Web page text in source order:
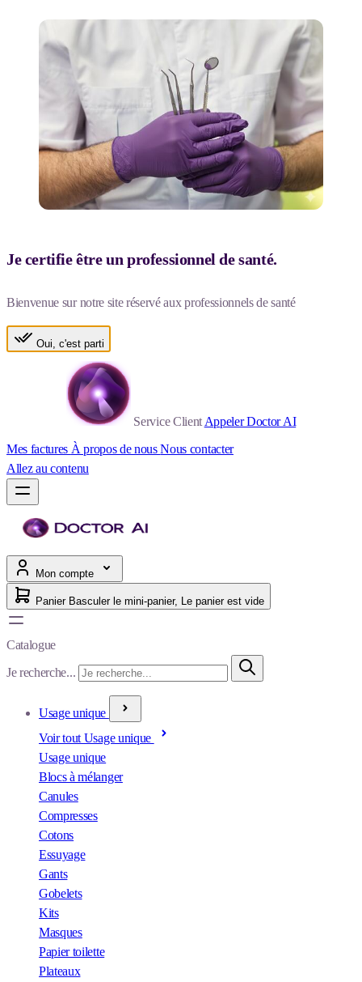
Je certifie être un professionnel de santé.
Bienvenue sur notre site réservé aux professionnels de santé
Oui, c'est parti
Service Client Appeler Doctor AI
Mes factures À propos de nousNous contacter
Allez au contenu
Mon compte
Panier Basculer le mini-panier, Le panier est vide
Catalogue
Je recherche...
Usage unique
Voir tout Usage unique
Usage unique
Blocs à mélanger
Canules
Compresses
Cotons
Essuyage
Gants
Gobelets
Kits
Masques
Papier toilette
Plateaux